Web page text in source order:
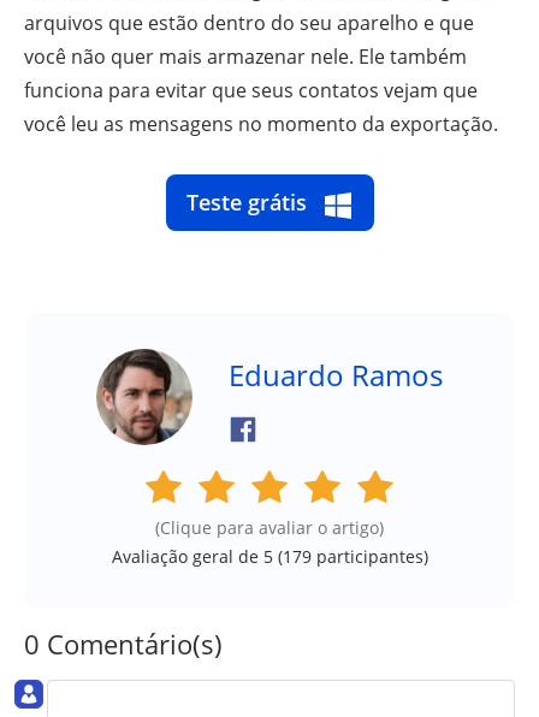
arquivos que estão dentro do seu aparelho e que
você não quer mais armazenar nele. Ele também
funciona para evitar que seus contatos vejam que
você leu as mensagens no momento da exportação.
Teste grátis
Eduardo Ramos
(Clique para avaliar o artigo)
Avaliação geral de 5 (179participantes)
0 Comentário(s)